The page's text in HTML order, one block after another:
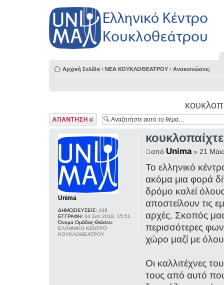
Αρχική Σελίδα ‹ ΝΕΑ ΚΟΥΚΛΟΘΕΑΤΡΟΥ ‹ Ανακοινώσεις
Δημιουργία
απάντησης
από Unima» 21
Το ελληνικό
ακόμα μια φορά
δρόμο καλεί
αποστείλουν τις
αρχές. Σκοπός
περισσότερες
χώρο μαζί με
Οι καλλιτέχνες
τους από αυτό
Unima
ΔΗΜΟΣΙΕΥΣΕΙΣ: 438
ΕΓΓΡΑΦΗ: 04 Σεπ 2018, 15:51
Όνομα Ομάδας-Θιάσου:
ΕΛΛΗΝΙΚΟ ΚΕΝΤΡΟ
ΚΟΥΚΛΟΘΕΑΤΡΟΥ